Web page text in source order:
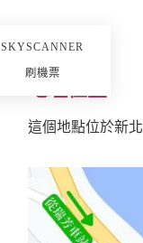
這個地點位於新
SKYSCANNER
刷機票